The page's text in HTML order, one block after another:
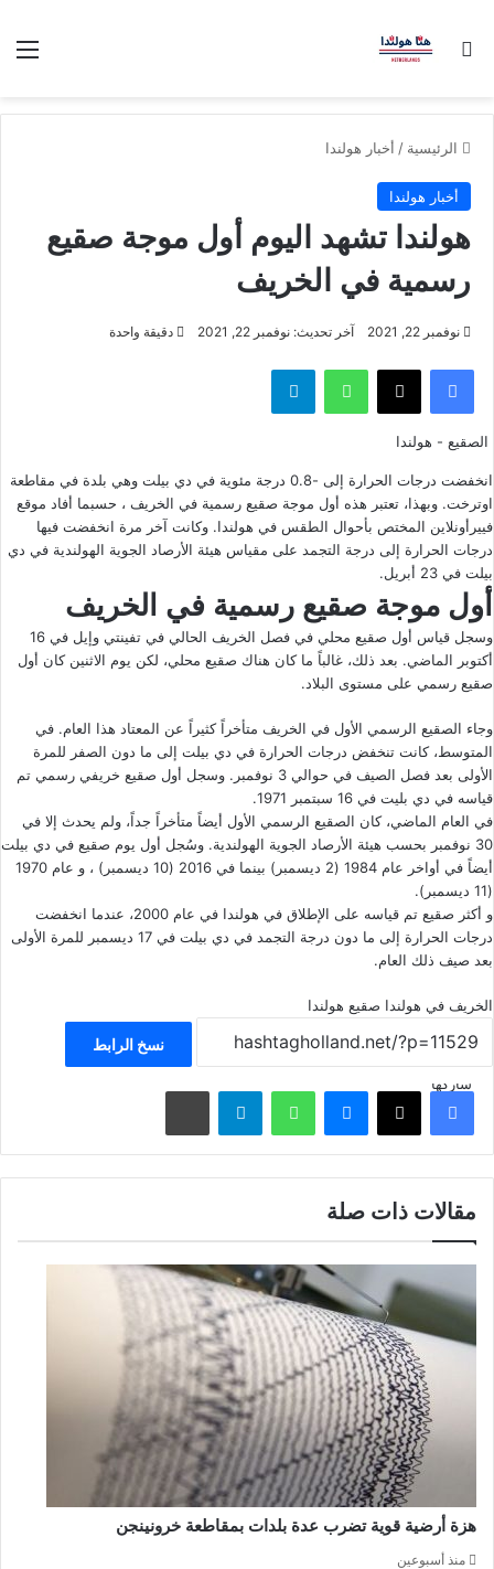
بحث عن
الرئيسية / أخبار هولندا
أخبار هولندا
هولندا تشهد اليوم أول موجة صقيع
رسمية في الخريف
نوفمبر 22, 2021 آخر تحديث: نوفمبر 22, 2021 دقيقة واحدة
فيسبوك ‫X واتساب تيلقرام
الصقيع - هولندا
انخفضت درجات الحرارة إلى -0.8 درجة مئوية في دي بيلت وهي بلدة في مقاطعة
اوترخت. وبهذا، تعتبر هذه أول موجة صقيع رسمية في الخريف ، حسبما أفاد موقع
فييرأونلاين المختص بأحوال الطقس في هولندا. وكانت آخر مرة انخفضت فيها
درجات الحرارة إلى درجة التجمد على مقياس هيئة الأرصاد الجوية الهولندية في دي
بيلت في 23 أبريل.
أول موجة صقيع رسمية في الخريف
وسجل قياس أول صقيع محلي في فصل الخريف الحالي في تفينتي وإيل في 16
أكتوبر الماضي. بعد ذلك، غالباً ما كان هناك صقيع محلي، لكن يوم الاثنين كان أول
صقيع رسمي على مستوى البلاد.
وجاء الصقيع الرسمي الأول في الخريف متأخراً كثيراً عن المعتاد هذا العام. في
المتوسط​، كانت تنخفض درجات الحرارة في دي بيلت إلى ما دون الصفر للمرة
الأولى بعد فصل الصيف في حوالي 3 نوفمبر. وسجل أول صقيع خريفي رسمي تم
قياسه في دي بليت في 16 سبتمبر 1971.
في العام الماضي، كان الصقيع الرسمي الأول أيضاً متأخراً جداً، ولم يحدث إلا في
30 نوفمبر بحسب هيئة الأرصاد الجوية الهولندية. وسُجل أول يوم صقيع في دي بيلت
أيضاً في أواخر عام 1984 (2 ديسمبر) بينما في 2016 (10 ديسمبر) ، و عام 1970
(11 ديسمبر).
و أكثر صقيع تم قياسه على الإطلاق في هولندا في عام 2000، عندما انخفضت
درجات الحرارة إلى ما دون درجة التجمد في دي بيلت في 17 ديسمبر للمرة الأولى
بعد صيف ذلك العام.
الخريف في هولندا صقيع هولندا
نسخ الرابط
شاركهافيسبوك ‫X ماسنجر واتساب تيلقرام مشاركة عبر البريد
مقالات ذات صلة
هزة أرضية قوية تضرب عدة بلدات بمقاطعة خرونينجن
منذ أسبوعين